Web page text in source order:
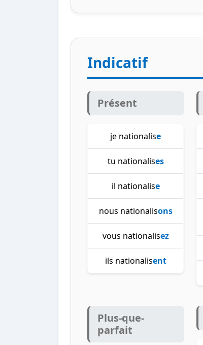
Indicatif
Présent
je nationalise
tu nationalises
il nationalise
nous nationalisons
vous nationalisez
ils nationalisent
Plus-que-
parfait